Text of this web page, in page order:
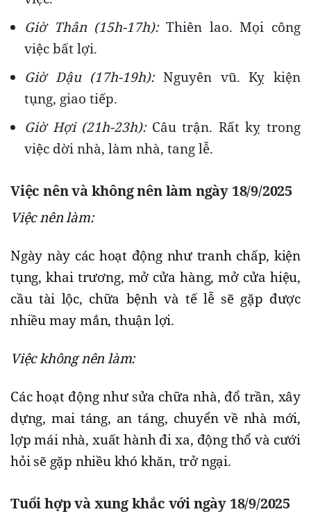
Giờ Thân (15h-17h):Thiên lao. Mọi công
việc bất lợi.
Giờ Dậu (17h-19h):Nguyên vũ. Kỵ kiện
tụng, giao tiếp.
Giờ Hợi (21h-23h):Câu trận. Rất kỵ trong
việc dời nhà, làm nhà, tang lễ.
Việc nên và không nên làm ngày 18/9/2025
Việc nên làm:
Ngày này các hoạt động như tranh chấp, kiện
tụng, khai trương, mở cửa hàng, mở cửa hiệu,
cầu tài lộc, chữa bệnh và tế lễ sẽ gặp được
nhiều may mắn, thuận lợi.
Việc không nên làm:
Các hoạt động như sửa chữa nhà, đổ trần, xây
dựng, mai táng, an táng, chuyển về nhà mới,
lợp mái nhà, xuất hành đi xa, động thổ và cưới
hỏi sẽ gặp nhiều khó khăn, trở ngại.
Tuổi hợp và xung khắc với ngày 18/9/2025